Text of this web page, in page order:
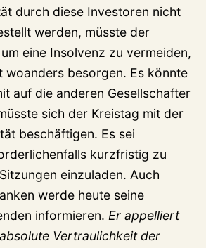
durch diese Investoren nicht
werden, müsste der
eine Insolvenz zu vermeiden,
woanders besorgen. Es könnte
auf die anderen Gesellschafter
sich der Kreistag mit der
beschäftigen. Es sei
kurzfristig zu
einzuladen. Auch
werde heute seine
informieren. Er appelliert
Vertraulichkeit der